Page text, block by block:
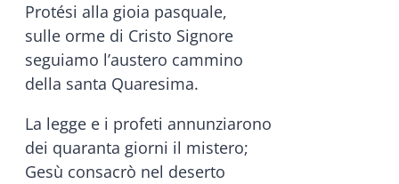
Protési alla gioia pasquale,
sulle orme di Cristo Signore
seguiamo l’austero cammino
della santa Quaresima.
La legge e i profeti annunziarono
dei quaranta giorni il mistero;
Gesù consacrò nel deserto